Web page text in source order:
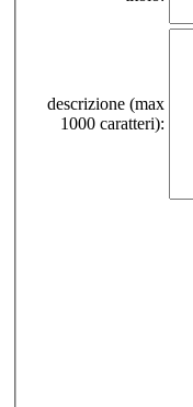
descrizione (max
1000 caratteri):